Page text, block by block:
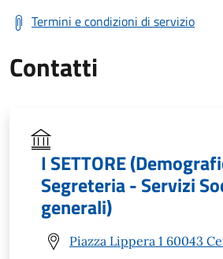
Termini e condizioni di servizio
Contatti
I SETTORE
Segreteria - Servizi
generali)
Piazza Lippera 1 60043